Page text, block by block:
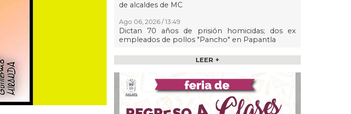
de alcaldes de MC
Ago 06, 2026 / 13:49
Dictan 70 años de prisión homicidas; dos ex
empleados de pollos "Pancho" en Papantla
Ago 06, 2026 / 13:33
Todo listo en Coatzacoalcos para el arranque del
Festival del Mar 2026
Ago 06, 2026 / 13:26
Artistas veracruzanos preparan “Dromomanía”
en el Teatro Fernando Gutiérrez Barrios
LEER +